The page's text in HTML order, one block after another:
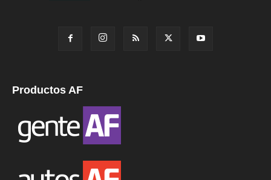
Productos AF